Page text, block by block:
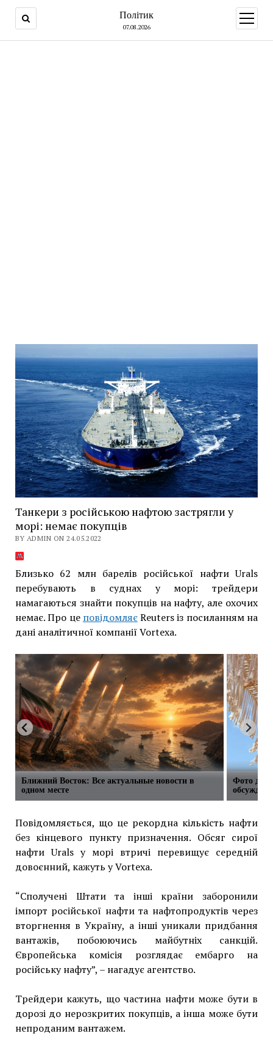
Політик
07.08.2026
open
menu
Танкери з російською нафтою застрягли у
морі: немає покупців
BY ADMIN ON 24.05.2022
Близько 62 млн барелів російської нафти Urals
перебувають в суднах у морі: трейдери
намагаються знайти покупців на нафту, але охочих
немає. Про це повідомляєReuters із посиланням на
дані аналітичної компанії Vortexa.
Ближний Восток: Все актуальные новости в
одном месте
Фото
Повідомляється, що це рекордна кількість нафти
без кінцевого пункту призначення. Обсяг сирої
нафти Urals у морі втричі перевищує середній
довоєнний, кажуть у Vortexa.
“Сполучені Штати та інші країни заборонили
імпорт російської нафти та нафтопродуктів через
вторгнення в Україну, а інші уникали придбання
вантажів, побоюючись майбутніх санкцій.
Європейська комісія розглядає ембарго на
російську нафту”, – нагадує агентство.
Трейдери кажуть, що частина нафти може бути в
дорозі до нерозкритих покупців, а інша може бути
непроданим вантажем.